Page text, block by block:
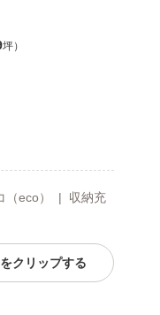
坪）
（eco） | 収納充
クリップする